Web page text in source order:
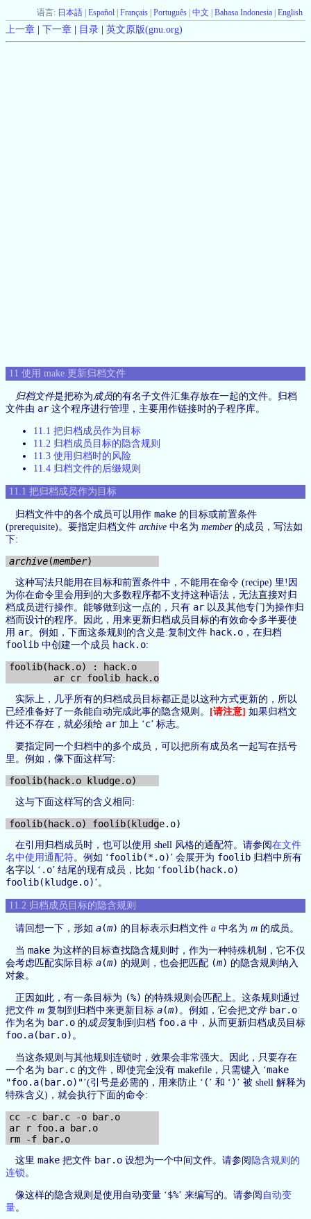
语言: 日本語 Español Français Português 中文 Bahasa Indonesia English
上一章 下一章 目录 英文原版(gnu.org)
11 使用 make 更新归档文件
归档文件是把称为 成员的有名子文件汇集存放在一起的文件。归档
文件由 ar 这个程序进行管理，主要用作链接时的子程序库。
11.1 把归档成员作为目标
11.2 归档成员目标的隐含规则
11.3 使用归档时的风险
11.4 归档文件的后缀规则
11.1 把归档成员作为目标
归档文件中的各个成员可以用作 make 的目标或前置条件
(prerequisite)。要指定归档文件 archive 中名为 member的成员，写法如
下:
archive(member
这种写法只能用在目标和前置条件中，不能用在命令 (recipe) 里!因
为你在命令里会用到的大多数程序都不支持这种语法，无法直接对归
档成员进行操作。能够做到这一点的，只有 ar 以及其他专门为操作归
档而设计的程序。因此，用来更新归档成员目标的有效命令多半要使
用 ar。例如，下面这条规则的含义是:复制文件 hack.o ，在归档
foolib 中创建一个成员 hack.o:
foolib(hack.o) : hack.o
实际上，几乎所有的归档成员目标都正是以这种方式更新的，所以
已经准备好了一条能自动完成此事的隐含规则。
[请注意] 如果归档文
件还不存在，就必须给 ar 加上 ‘c’ 标志。
要指定同一个归档中的多个成员，可以把所有成员名一起写在括号
里。例如，像下面这样写:
这与下面这样写的含义相同:
在引用归档成员时，也可以使用 shell 风格的通配符。请参阅在文件
名中使用通配符。例如 ‘foolib(*.o) ’ 会展开为 foolib 归档中所有
名字以 ‘ .o’ 结尾的现有成员，比如 ‘foolib(hack.o)
foolib(kludge.o) ’。
11.2 归档成员目标的隐含规则
请回想一下，形如 a(m) 的目标表示归档文件 a 中名为 m 的成员。
当 make 为这样的目标查找隐含规则时，作为一种特殊机制，它不仅
会考虑匹配实际目标 a(m) 的规则，也会把匹配 (m) 的隐含规则纳入
对象。
正因如此，有一条目标为 (%) 的特殊规则会匹配上。这条规则通过
把文件 m 复制到归档中来更新目标 a(m) 。例如，它会把文件 bar.o
作为名为 bar.o 的 成员复制到归档 foo.a 中，从而更新归档成员目标
foo.a(bar.o) 。
当这条规则与其他规则连锁时，效果会非常强大。因此，只要存在
一个名为 bar.c 的文件，即使完全没有 makefile，只需键入 ‘make
"foo.a(bar.o)"’(引号是必需的，用来防止 ‘ ( ’ 和 ‘ ) ’ 被 shell 解释为
特殊含义)，就会执行下面的命令:
cc -c bar.c -o bar.o
ar r foo.a bar.o
这里 make 把文件 bar.o 设想为一个中间文件。请参阅 隐含规则的
连锁 。
像这样的隐含规则是使用自动变量 ‘$%’ 来编写的。请参阅 自动变
量。